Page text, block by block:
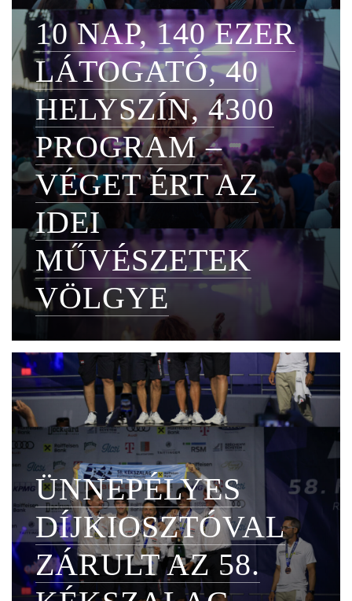
10 NAP, 140 EZER
LÁTOGATÓ, 40
HELYSZÍN, 4300
PROGRAM –
VÉGET ÉRT AZ
IDEI
MŰVÉSZETEK
VÖLGYE
ÜNNEPÉLYES
DÍJKIOSZTÓVAL
ZÁRULT AZ 58.